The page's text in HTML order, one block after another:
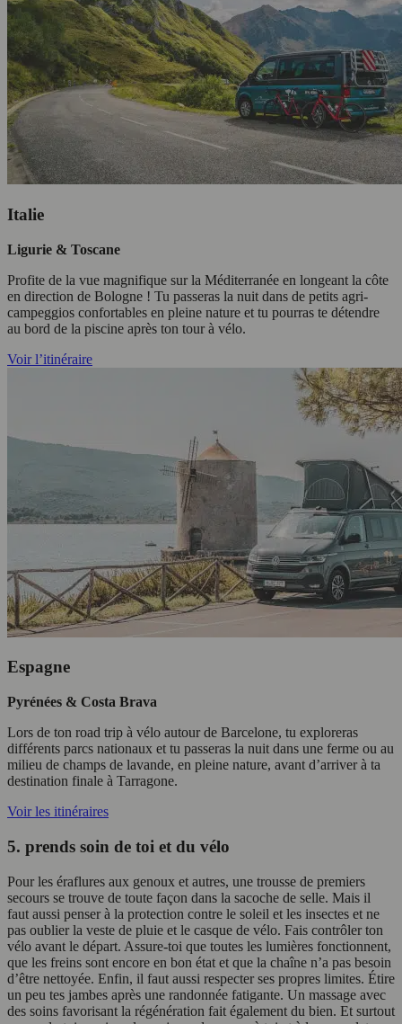
Italie
Ligurie & Toscane
Profite de la vue magnifique sur la Méditerranée en longeant la côte
en direction de Bologne ! Tu passeras la nuit dans de petits agri-
campeggios confortables en pleine nature et tu pourras te détendre
au bord de la piscine après ton tour à vélo.
Voir l’itinéraire
Espagne
Pyrénées & Costa Brava
Lors de ton road trip à vélo autour de Barcelone, tu exploreras
différents parcs nationaux et tu passeras la nuit dans une ferme ou au
milieu de champs de lavande, en pleine nature, avant d’arriver à ta
destination finale à Tarragone.
Voir les itinéraires
5. prends soin de toi et du vélo
Pour les éraflures aux genoux et autres, une trousse de premiers
secours se trouve de toute façon dans la sacoche de selle. Mais il
faut aussi penser à la protection contre le soleil et les insectes et ne
pas oublier la veste de pluie et le casque de vélo. Fais contrôler ton
vélo avant le départ. Assure-toi que toutes les lumières fonctionnent,
que les freins sont encore en bon état et que la chaîne n’a pas besoin
d’être nettoyée. Enfin, il faut aussi respecter ses propres limites. Étire
un peu tes jambes après une randonnée fatigante. Un massage avec
des soins favorisant la régénération fait également du bien. Et surtout